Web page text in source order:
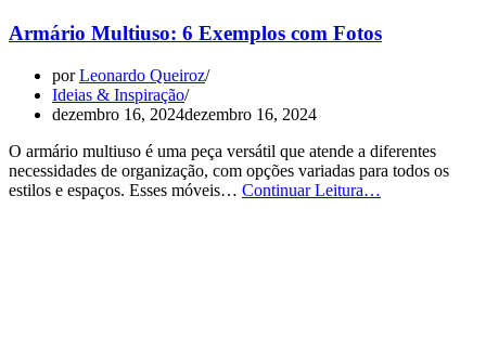
Armário Multiuso: 6 Exemplos com Fotos
porLeonardo Queiroz
Ideias & Inspiração
dezembro 16, 2024dezembro 16, 2024
O armário multiuso é uma peça versátil que atende a diferentes
necessidades de organização, com opções variadas para todos os
estilos e espaços. Esses móveis… Continuar Leitura…